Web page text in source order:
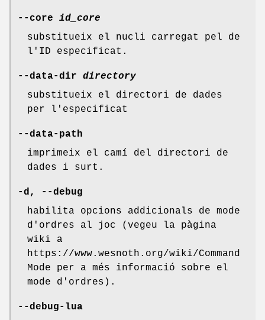
--core id_core
substitueix el nucli carregat pel de
l'ID especificat.
--data-dir directory
substitueix el directori de dades
per l'especificat
--data-path
imprimeix el camí del directori de
dades i surt.
-d, --debug
habilita opcions addicionals de mode
d'ordres al joc (vegeu la pàgina
wiki a
https://www.wesnoth.org/wiki/Command
Mode per a més informació sobre el
mode d'ordres).
--debug-lua